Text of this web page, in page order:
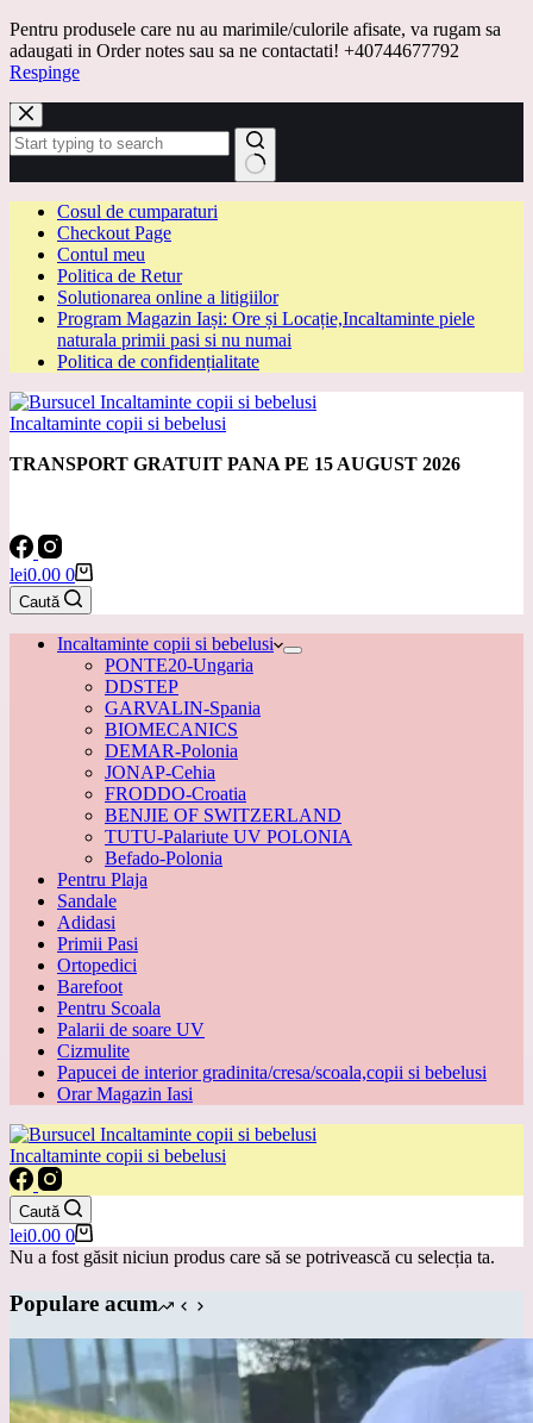
Pentru produsele care nu au marimile/culorile afisate, va rugam sa
adaugati in Order notes sau sa ne contactati! +40744677792
Respinge
Sari
la
conținut
rezultatCosul de cumparaturi
Checkout Page
Contul meu
Politica de Retur
Solutionarea online a litigiilor
Program Magazin Iași: Ore și Locație,Incaltaminte piele
naturala primii pasi si nu numai
Politica de confidențialitate
Incaltaminte copii si bebelusi
TRANSPORT GRATUIT PANA PE 15 AUGUST 2026
Coș
de
cumpărături
lei0.00 0
Caută
Incaltaminte copii si bebelusi
PONTE20-Ungaria
DDSTEP
GARVALIN-Spania
BIOMECANICS
DEMAR-Polonia
JONAP-Cehia
FRODDO-Croatia
BENJIE OF SWITZERLAND
TUTU-Palariute UV POLONIA
Befado-Polonia
Pentru Plaja
Sandale
Adidasi
Primii Pasi
Ortopedici
Barefoot
Pentru Scoala
Palarii de soare UV
Cizmulite
Papucei de interior gradinita/cresa/scoala,copii si bebelusi
Orar Magazin Iasi
Incaltaminte copii si bebelusi
Caută
Coș
de
lei0.00 0
Nu a fost găsit niciun produs care să se potrivească cu selecția ta.
Populare acum